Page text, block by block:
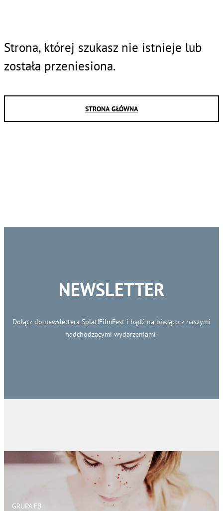
Strona, której szukasz nie istnieje lub
została przeniesiona.
STRONA GŁÓWNA
NEWSLETTER
Dołącz do newslettera Splat!FilmFest i bądź na bieżąco z naszymi
nadchodzącymi wydarzeniami!
GRUPA FB